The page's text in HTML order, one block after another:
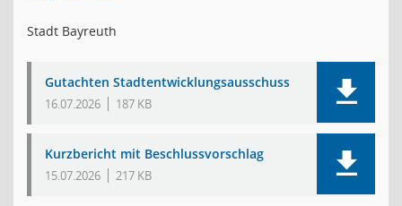
Stadt Bayreuth
Gutachten Stadtentwicklungsausschuss
16.07.2026 187 KB
Kurzbericht mit Beschlussvorschlag
15.07.2026 217 KB